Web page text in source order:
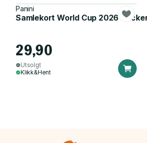
Panini
Samlekort World Cup 2026
29,90
Utsolgt
Klikk&Hent